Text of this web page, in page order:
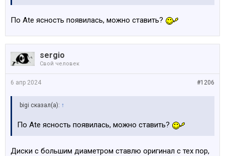
По Ate ясность появилась, можно ставить?
sergio
Свой человек
#1206
6 апр 2024
bigi сказал(а): ↑
По Ate ясность появилась, можно ставить?
Диски с большим диаметром ставлю оригинал с тех пор,